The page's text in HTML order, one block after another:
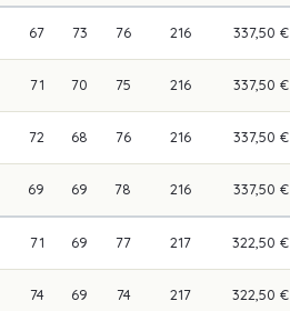
67 73 76 216 337,50 €
71 70 75 216 337,50 €
72 68 76 216 337,50 €
69 69 78 216 337,50 €
71 69 77 217 322,50 €
74 69 74 217 322,50 €